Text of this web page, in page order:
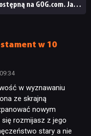
na GOG.com. Jazz
w 10
w wyznawaniu
ze skrajną
nowym
się rozmijasz z jego
stary a nie